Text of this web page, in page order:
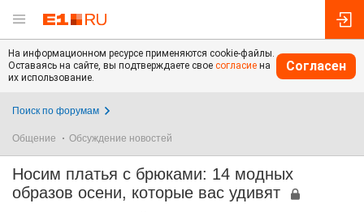
На информационном ресурсе применяются cookie-файлы.
Оставаясь на сайте, вы подтверждаете свое согласие на
их использование.
Согласен
Поиск по форумам
Общение Обсуждение новостей
Носим платья с брюками: 14 модных
образов осени, которые вас удивят